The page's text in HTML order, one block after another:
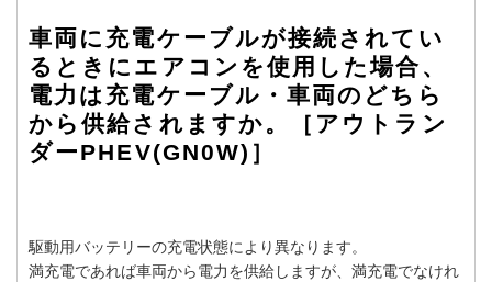
車両に充電ケーブルが接続されてい
るときにエアコンを使用した場合、
電力は充電ケーブル・車両のどちら
から供給されますか。［アウトラン
ダーPHEV(GN0W)］
駆動用バッテリーの充電状態により異なります。
満充電であれば車両から電力を供給しますが、満充電でなけれ